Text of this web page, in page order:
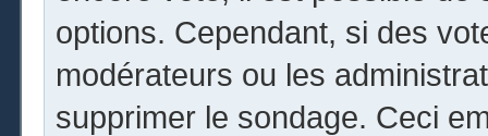
options. Cependant, si des
modérateurs ou les
supprimer le sondage. Ceci